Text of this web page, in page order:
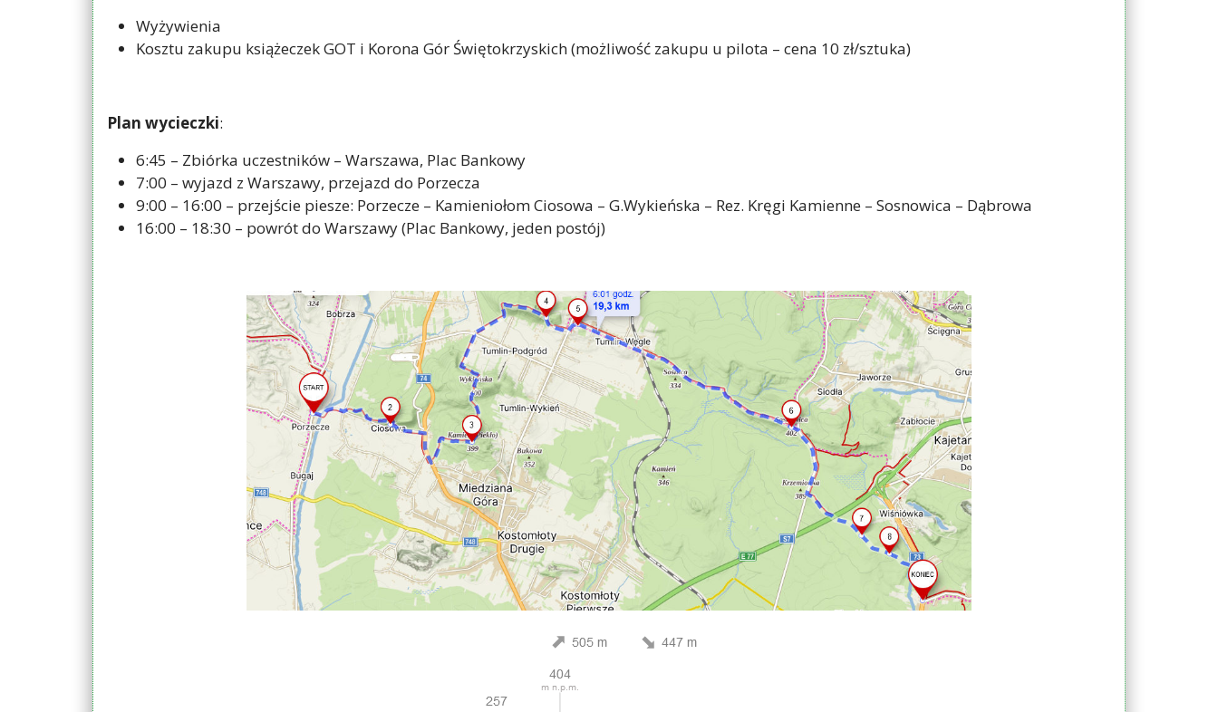
Wyżywienia
Kosztu zakupu książeczek GOT i Korona Gór Świętokrzyskich (możliwość zakupu u pilota – cena 10 zł/sztuka)
Plan wycieczki:
6:45 – Zbiórka uczestników – Warszawa, Plac Bankowy
7:00 – wyjazd z Warszawy, przejazd do Porzecza
9:00 – 16:00 – przejście piesze: Porzecze – Kamieniołom Ciosowa – G.Wykieńska – Rez. Kręgi Kamienne – Sosnowica – Dąbrowa
16:00 – 18:30 – powrót do Warszawy (Plac Bankowy, jeden postój)